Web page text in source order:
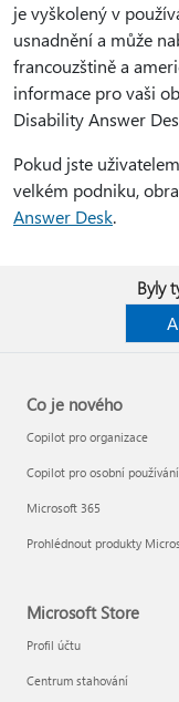
je vyškolený v
usnadnění a může
francouzštině a
informace pro vaši
Disability Answer
Pokud jste
velkém podniku,
Answer Desk.
Byly
Co je nového
Copilot pro organizace
Copilot pro osobní používání
Microsoft 365
Prohlédnout produkty
Microsoft Store
Profil účtu
Centrum stahování